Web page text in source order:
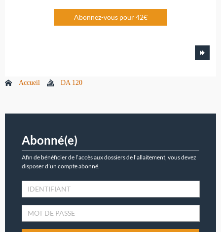
Abonnez-vous pour 42€
Accueil DA 120
Abonné(e)
Afin de bénéficier de l’accès aux dossiers de l’allaitement, vous devez
disposer d’un compte abonné.